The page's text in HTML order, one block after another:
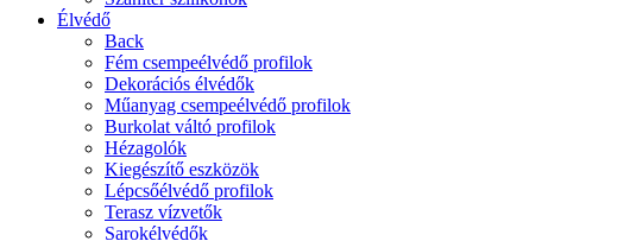
Élvédő
Back
Fém csempeélvédő profilok
Dekorációs élvédők
Műanyag csempeélvédő profilok
Burkolat váltó profilok
Hézagolók
Kiegészítő eszközök
Lépcsőélvédő profilok
Terasz vízvetők
Sarokélvédők